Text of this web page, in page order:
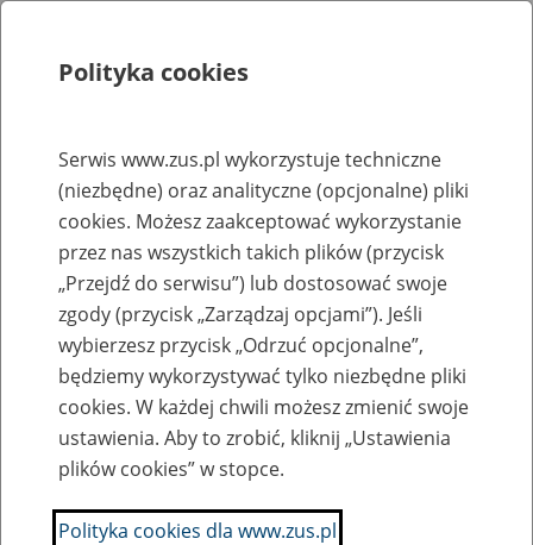
Strona główna
Rejestr zmian
2013-11-8
Zaktualizowano stronę "Rejestr upoważnień wydanych przez
Prezesa ZUS dla pracowników Zakładu Ubezpieczeń
Polityka cookies
Serwis www.zus.pl wykorzystuje techniczne
(niezbędne) oraz analityczne (opcjonalne) pliki
cookies. Możesz zaakceptować wykorzystanie
przez nas wszystkich takich plików (przycisk
„Przejdź do serwisu”) lub dostosować swoje
zgody (przycisk „Zarządzaj opcjami”). Jeśli
wybierzesz przycisk „Odrzuć opcjonalne”,
będziemy wykorzystywać tylko niezbędne pliki
cookies. W każdej chwili możesz zmienić swoje
ustawienia. Aby to zrobić, kliknij „Ustawienia
plików cookies” w stopce.
Polityka cookies dla www.zus.pl